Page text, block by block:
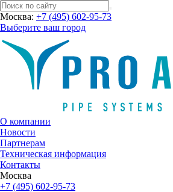
Москва: +7 (495) 602-95-73
Выберите ваш город
О компании
Новости
Партнерам
Техническая информация
Контакты
Москва
+7 (495) 602-95-73